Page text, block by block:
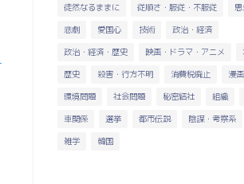
徒然なるままに
従順さ・服従・不服従
思
悲劇
愛国心 技術
政治・経済
政治・経済・歴史
映画・ドラマ・アニメ
歴史
殺害・行方不明 消費税廃止
漫
環境問題
社会問題 秘密結社 組織
車関係
選挙 都市伝説 陰謀・考察系
雑学
韓国